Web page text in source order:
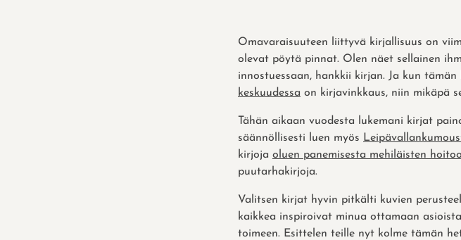
Omavaraisuuteen liittyvä kirjallisuus on
olevat pöytä pinnat. Olen näet sellainen
innostuessaan, hankkii kirjan. Ja kun tämän
keskuudessa on kirjavinkkaus, niin mikäpä
Tähän aikaan vuodesta lukemani kirjat
säännöllisesti luen myös
kirjoja oluen panemisesta mehiläisten
puutarhakirjoja.
Valitsen kirjat hyvin pitkälti kuvien
kaikkea inspiroivat minua ottamaan
toimeen. Esittelen teille nyt kolme tämän